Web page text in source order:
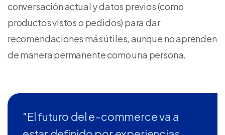
conversación actual y datos previos (como
productos vistos o pedidos) para dar
recomendaciones más útiles, aunque no aprenden
de manera permanente como una persona.
"El futuro del e-commerce va a